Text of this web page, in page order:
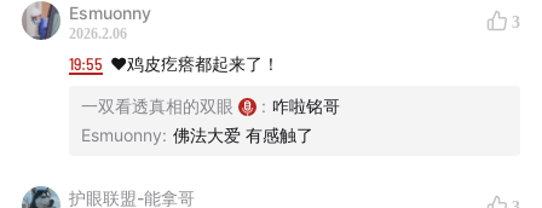
Esmuonny
2026.2.06
3
19:55 ❤️鸡皮疙瘩都起来了！
一双看透真相的双眼 : 咋啦铭哥
Esmuonny: 佛法大爱 有感触了
护眼联盟-能拿哥